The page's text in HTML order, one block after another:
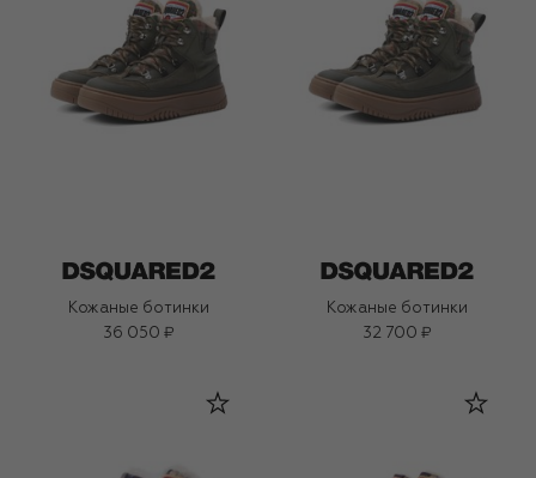
Кожаные ботинки
36 050 ₽
Кожаные ботинки
32 700 ₽